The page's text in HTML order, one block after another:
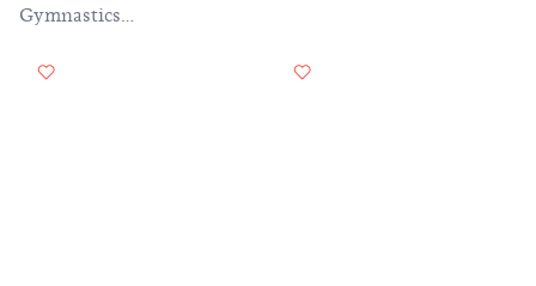
Gymnastics
place from 13 to 23 August